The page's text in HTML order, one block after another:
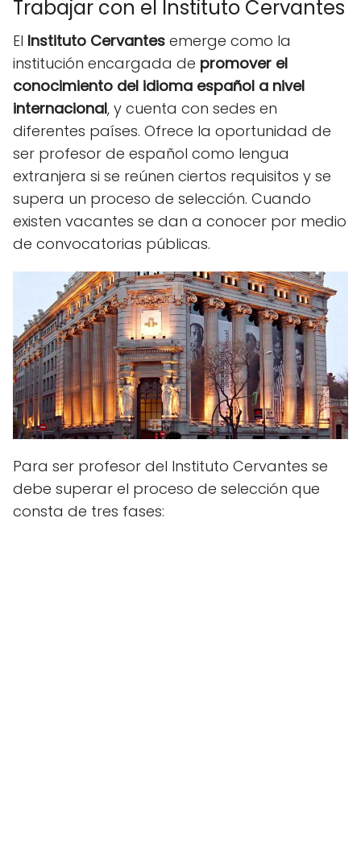
Trabajar con el Instituto Cervantes
El Instituto Cervantes emerge como la
institución encargada de promover el
conocimiento del idioma español a nivel
internacional, y cuenta con sedes en
diferentes países. Ofrece la oportunidad de
ser profesor de español como lengua
extranjera si se reúnen ciertos requisitos y se
supera un proceso de selección. Cuando
existen vacantes se dan a conocer por medio
de convocatorias públicas.
Para ser profesor del Instituto Cervantes se
debe superar el proceso de selección que
consta de tres fases: